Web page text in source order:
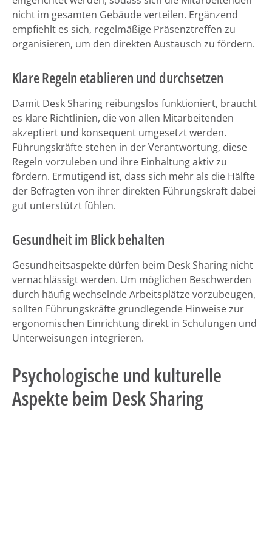
nicht im gesamten Gebäude verteilen. Ergänzend
empfiehlt es sich, regelmäßige Präsenztreffen zu
organisieren, um den direkten Austausch zu fördern.
Klare Regeln etablieren und durchsetzen
Damit Desk Sharing reibungslos funktioniert, braucht
es klare Richtlinien, die von allen Mitarbeitenden
akzeptiert und konsequent umgesetzt werden.
Führungskräfte stehen in der Verantwortung, diese
Regeln vorzuleben und ihre Einhaltung aktiv zu
fördern. Ermutigend ist, dass sich mehr als die Hälfte
der Befragten von ihrer direkten Führungskraft dabei
gut unterstützt fühlen.
Gesundheit im Blick behalten
Gesundheitsaspekte dürfen beim Desk Sharing nicht
vernachlässigt werden. Um möglichen Beschwerden
durch häufig wechselnde Arbeitsplätze vorzubeugen,
sollten Führungskräfte grundlegende Hinweise zur
ergonomischen Einrichtung direkt in Schulungen und
Unterweisungen integrieren.
Psychologische und kulturelle
Aspekte beim Desk Sharing